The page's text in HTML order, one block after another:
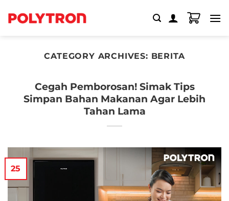
CATEGORY ARCHIVES: BERITA
Cegah Pemborosan! Simak Tips
Simpan Bahan Makanan Agar Lebih
Tahan Lama
25